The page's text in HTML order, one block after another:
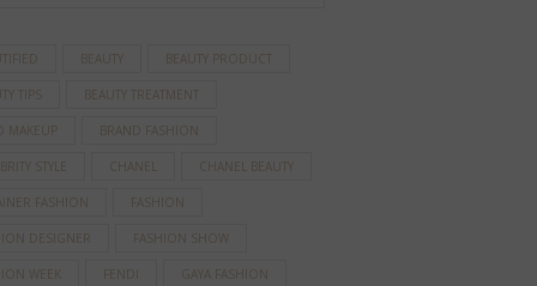
BEAUTY BEAUTY PRODUCT
TIPS BEAUTY TREATMENT
MAKEUP BRAND FASHION
STYLE CHANEL CHANEL BEAUTY
FASHION FASHION
DESIGNER FASHION SHOW
WEEK FENDI GAYA FASHION